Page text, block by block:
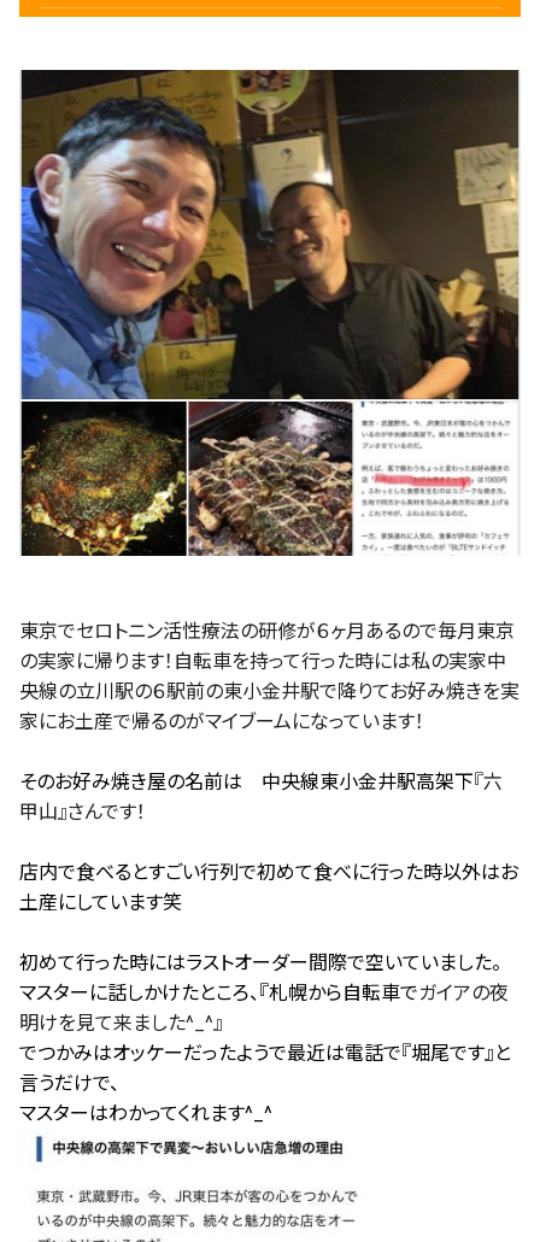
東京でセロトニン活性療法の研修が６ヶ月あるので毎月東京
の実家に帰ります！自転車を持って行った時には私の実家中
央線の立川駅の６駅前の東小金井駅で降りてお好み焼きを実
家にお土産で帰るのがマイブームになっています！
そのお好み焼き屋の名前は 中央線東小金井駅高架下『六
甲山』さんです！
店内で食べるとすごい行列で初めて食べに行った時以外はお
土産にしています笑
初めて行った時にはラストオーダー間際で空いていました。
マスターに話しかけたところ、 『札幌から自転車でガイアの夜
明けを見て来ました^_^』
でつかみはオッケーだったようで最近は電話で『堀尾です』と
言うだけで、
マスターはわかってくれます^_^